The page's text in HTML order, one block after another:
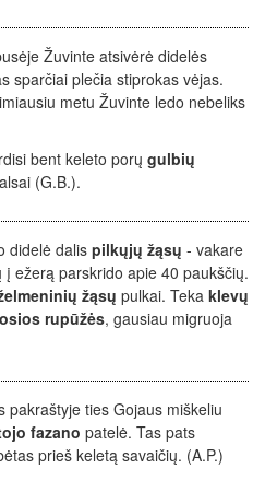
Žuvinte atsivėrė didelės
sparčiai plečia stiprokas vėjas.
metu Žuvinte ledo nebeliks
bent keleto porų gulbių
(G.B.).
didelė dalis pilkųjų žąsų - vakare
į ežerą parskrido apie 40 paukščių.
žąsų pulkai. Teka klevų
rupūžės, gausiau migruoja
pakraštyje ties Gojaus miškeliu
fazano patelė. Tas pats
prieš keletą savaičių. (A.P.)